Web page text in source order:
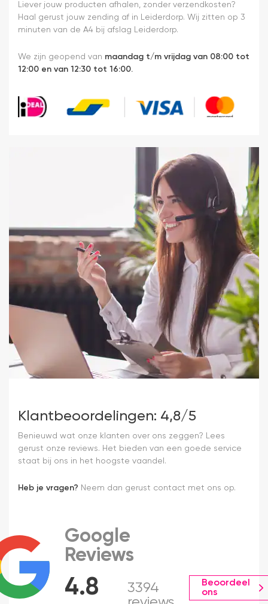
Liever jouw producten afhalen, zonder verzendkosten?
Haal gerust jouw zending af in Leiderdorp. Wij zitten op 3
minuten van de A4 bij afslag Leiderdorp.
We zijn geopend van maandag t/m vrijdag van 08:00 tot
12:00 en van 12:30 tot 16:00.
Klantbeoordelingen: 4,8/5
Benieuwd wat onze klanten over ons zeggen? Lees
gerust onze reviews. Het bieden van een goede service
staat bij ons in het hoogste vaandel.
Heb je vragen? Neem dan gerust contact met ons op.
4.8
Google
Reviews
3394
Beoordeel
ons